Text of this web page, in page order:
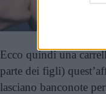
Ecco quindi una
parte dei figli)
lasciano banconote